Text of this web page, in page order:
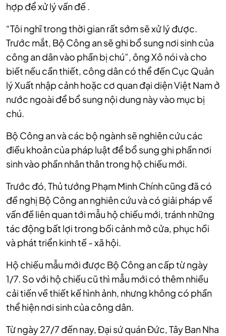
hợp để xử lý vấn đề .
“Tôi nghĩ trong thời gian rất sớm sẽ xử lý được.
Trước mắt, Bộ Công an sẽ ghi bổ sung nơi sinh của
công an dân vào phần bị chú”, ông Xô nói và cho
biết nếu cần thiết, công dân có thể đến Cục Quản
lý Xuất nhập cảnh hoặc cơ quan đại diện Việt Nam ở
nước ngoài để bổ sung nội dung này vào mục bị
chú.
Bộ Công an và các bộ ngành sẽ nghiên cứu các
điều khoản của pháp luật để bổ sung ghi phần nơi
sinh vào phần nhân thân trong hộ chiếu mới.
Trước đó, Thủ tướng Phạm Minh Chính cũng đã có
đề nghị Bộ Công an nghiên cứu và có giải pháp về
vấn đề liên quan tới mẫu hộ chiếu mới, tránh những
tác động bất lợi trong bối cảnh mở cửa, phục hồi
và phát triển kinh tế - xã hội.
Hộ chiếu mẫu mới được Bộ Công an cấp từ ngày
1/7. So với hộ chiếu cũ thì mẫu mới có thêm nhiều
cải tiến về thiết kế hình ảnh, nhưng không có phần
thể hiện nơi sinh của công dân.
Từ ngày 27/7 đến nay, Đại sứ quán Đức, Tây Ban Nha